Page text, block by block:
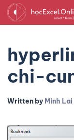
chi-
Written by Minh Lai